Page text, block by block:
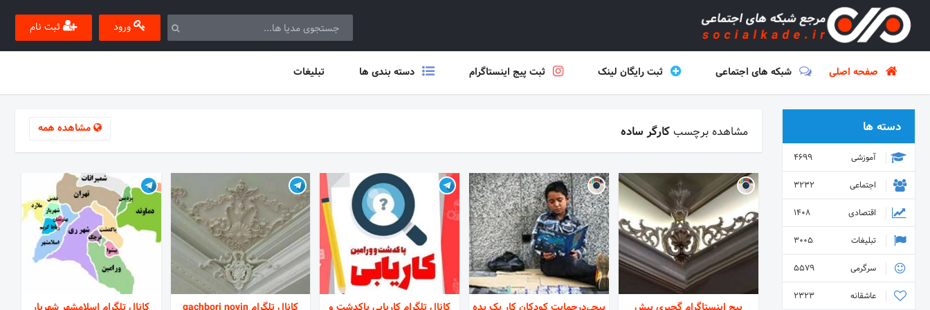
ورود ثبت نام
صفحه اصلی شبکه های اجتماعی ثبت رایگان لینک ثبت پیج اینستاگرام دسته بندی ها تبلیغات
مشاهده برچسب کارگر ساده مشاهده همه دسته ها
آموزشی
4699
اجتماعی
3232
اقتصادی
1408
تبلیغات
3005
سرگرمی
5579
عاشقانه
2323